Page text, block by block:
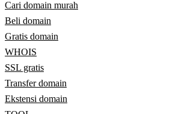
Cari domain murah
Beli domain
Gratis domain
WHOIS
SSL gratis
Transfer domain
Ekstensi domain